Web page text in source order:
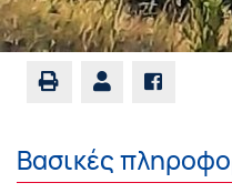
Βασικές